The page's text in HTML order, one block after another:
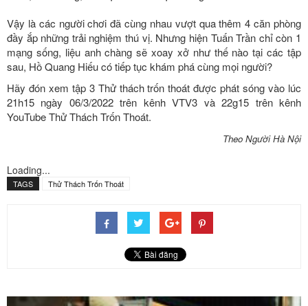
Vậy là các người chơi đã cùng nhau vượt qua thêm 4 căn phòng
đầy ắp những trải nghiệm thú vị. Nhưng hiện Tuấn Trần chỉ còn 1
mạng sống, liệu anh chàng sẽ xoay xở như thế nào tại các tập
sau, Hồ Quang Hiếu có tiếp tục khám phá cùng mọi người?
Hãy đón xem tập 3 Thử thách trốn thoát được phát sóng vào lúc
21h15 ngày 06/3/2022 trên kênh VTV3 và 22g15 trên kênh
YouTube Thử Thách Trốn Thoát.
Theo Người Hà Nội
Loading...
TAGS Thử Thách Trốn Thoát